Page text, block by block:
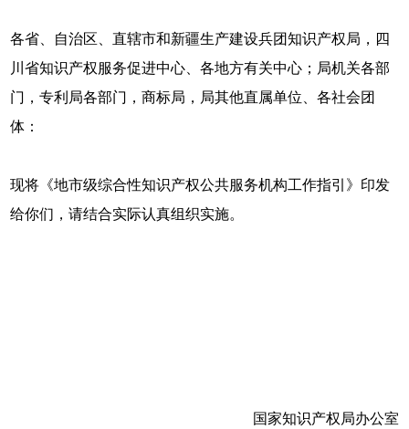
各省、自治区、直辖市和新疆生产建设兵团知识产权局，四
川省知识产权服务促进中心、各地方有关中心；局机关各部
门，专利局各部门，商标局，局其他直属单位、各社会团
体：
现将《地市级综合性知识产权公共服务机构工作指引》印发
给你们，请结合实际认真组织实施。
国家知识产权局办公室